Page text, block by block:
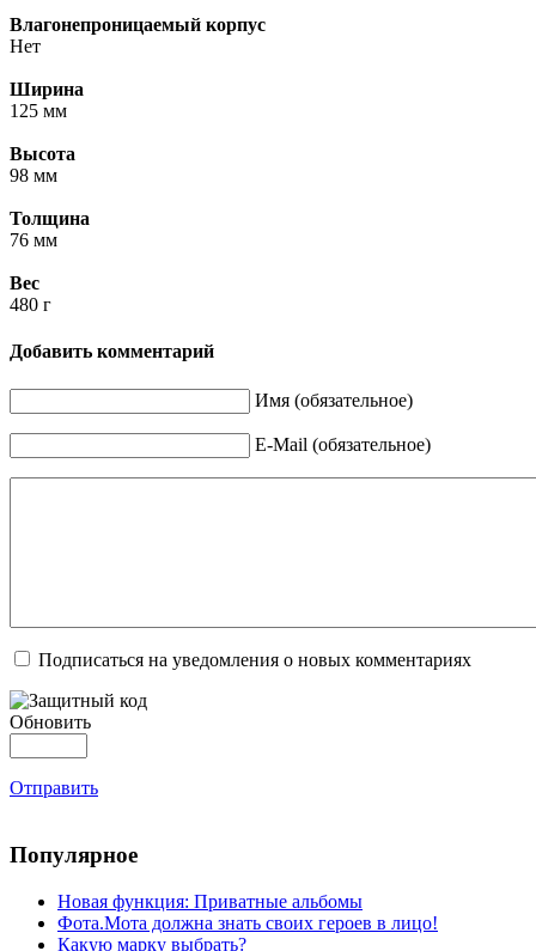
Влагонепроницаемый корпус
Нет
Ширина
125 мм
Высота
98 мм
Толщина
76 мм
Вес
480 г
Добавить комментарий
Имя (обязательное)
E-Mail (обязательное)
Подписаться на уведомления о новых комментариях
Обновить
Отправить
Популярное
Новая функция: Приватные альбомы
Фота.Мота должна знать своих героев в лицо!
Какую марку выбрать?